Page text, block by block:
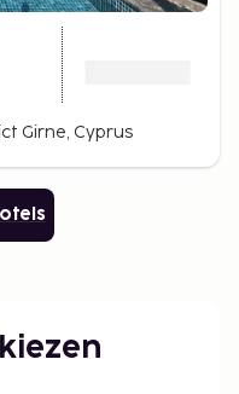
Girne, Cyprus